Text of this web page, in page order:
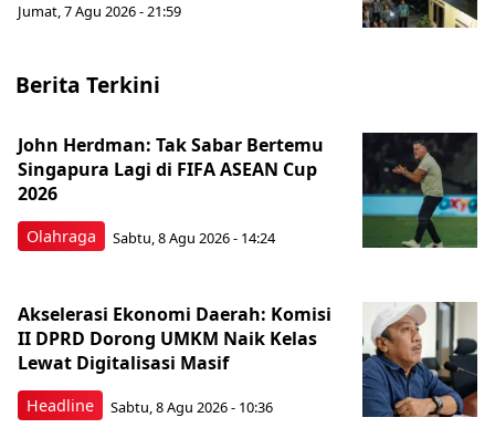
Jumat, 7 Agu 2026 - 21:59
Berita Terkini
Olahraga
John Herdman: Tak Sabar Bertemu
Singapura Lagi di FIFA ASEAN Cup
2026
Sabtu, 8 Agu 2026 - 14:24
Headline
Akselerasi Ekonomi Daerah: Komisi
II DPRD Dorong UMKM Naik Kelas
Lewat Digitalisasi Masif
Sabtu, 8 Agu 2026 - 10:36